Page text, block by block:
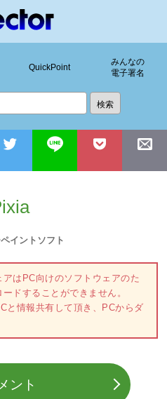
QuickPoint
みんなの
電子署名
イントソフト
はPC向けのソフトウェアのた
ドすることができません。
と情報共有して頂き、PCからダ
ント